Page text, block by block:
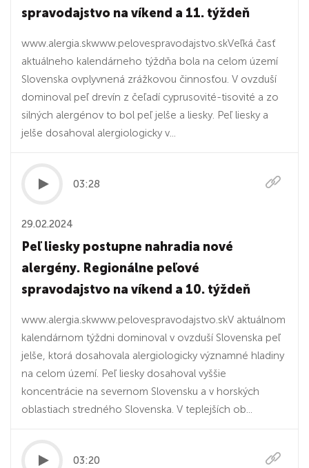
spravodajstvo na víkend a 11. týždeň
www.alergia.skwww.pelovespravodajstvo.skVeľká časť
aktuálneho kalendárneho týždňa bola na celom území
Slovenska ovplyvnená zrážkovou činnosťou. V ovzduší
dominoval peľ drevín z čeľadí cyprusovité-tisovité a zo
silných alergénov to bol peľ jelše a liesky. Peľ liesky a
jelše dosahoval alergiologicky v...
03:28
29.02.2024
Peľ liesky postupne nahradia nové
alergény. Regionálne peľové
spravodajstvo na víkend a 10. týždeň
www.alergia.skwww.pelovespravodajstvo.skV aktuálnom
kalendárnom týždni dominoval v ovzduší Slovenska peľ
jelše, ktorá dosahovala alergiologicky významné hladiny
na celom území. Peľ liesky dosahoval vyššie
koncentrácie na severnom Slovensku a v horských
oblastiach stredného Slovenska. V teplejších ob...
03:20